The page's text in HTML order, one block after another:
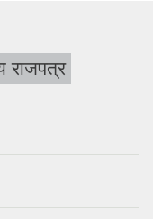
राजपत्र